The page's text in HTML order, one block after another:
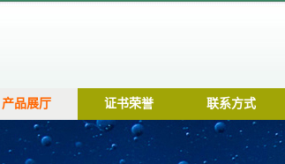
产品展厅 证书荣誉 联系方式